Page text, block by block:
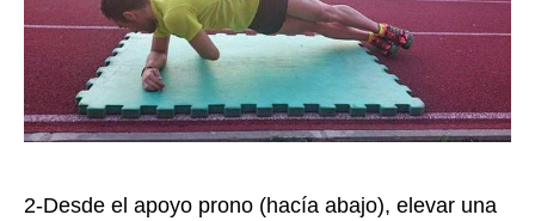
2-Desde el apoyo prono (hacía abajo), elevar una